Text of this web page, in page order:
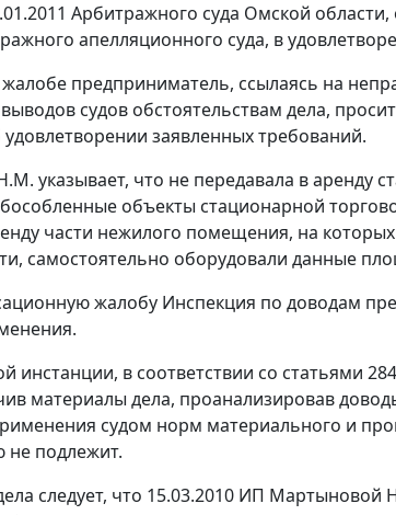
Арбитражного суда Омской
апелляционного суда, в
предприниматель, ссылаясь на
выводов судов обстоятельствам дела,
заявленных требований.
указывает, что не передавала в аренду
объекты стационарной
части нежилого помещения, на
самостоятельно оборудовали данные
жалобу Инспекция по доводам
инстанции, в соответствии со статьями 284
материалы дела, проанализировав
судом норм материального и
не подлежит.
следует, что 15.03.2010 ИП